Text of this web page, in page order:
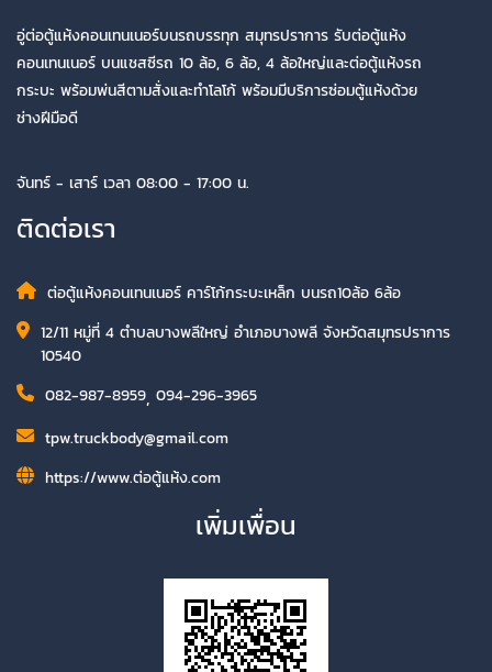
อู่ต่อตู้แห้งคอนเทนเนอร์บนรถบรรทุก สมุทรปราการ รับต่อตู้แห้ง
คอนเทนเนอร์ บนแชสซีรถ 10 ล้อ, 6 ล้อ, 4 ล้อใหญ่และต่อตู้แห้งรถ
กระบะ พร้อมพ่นสีตามสั่งและทำโลโก้ พร้อมมีบริการซ่อมตู้แห้งด้วย
ช่างฝีมือดี
จันทร์ - เสาร์ เวลา 08:00 - 17:00 น.
ติดต่อเรา
ต่อตู้แห้งคอนเทนเนอร์ คาร์โก้กระบะเหล็ก บนรถ10ล้อ 6ล้อ
12/11 หมู่ที่ 4 ตำบลบางพลีใหญ่ อำเภอบางพลี จังหวัดสมุทรปราการ
10540
082-987-8959, 094-296-3965
tpw.truckbody@gmail.com
https://www.ต่อตู้แห้ง.com
เพิ่มเพื่อน